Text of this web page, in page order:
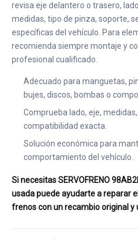
revisa eje delantero o trasero,
medidas, tipo de pinza, soporte,
específicas del vehículo. Para
recomienda siempre montaje y
profesional cualificado.
Adecuado para manguetas,
bujes, discos, bombas o
Comprueba lado, eje,
compatibilidad exacta.
Solución económica para
comportamiento del vehículo.
Si necesitas SERVOFRENO
usada puede ayudarte a reparar
frenos con un recambio original y